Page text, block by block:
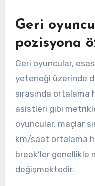
Geri
pozisyona
Geri oyuncular,
yeteneği üzerinde
sırasında ortalama
asistleri gibi
oyuncular, maçlar
km/saat ortalama
break’ler genellikle
değişmektedir.